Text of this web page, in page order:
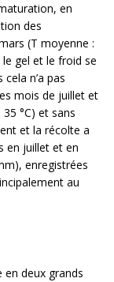
en
des
(T moyenne :
le gel et le froid se
n’a pas
mois de juillet et
°C) et sans
et la récolte a
en juillet et en
enregistrées
au
en deux grands